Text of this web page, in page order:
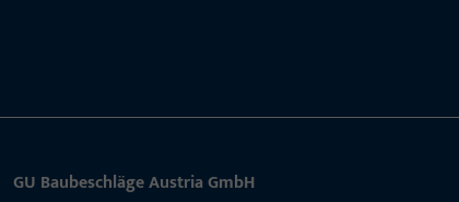
GU Baubeschläge Aus­tria GmbH